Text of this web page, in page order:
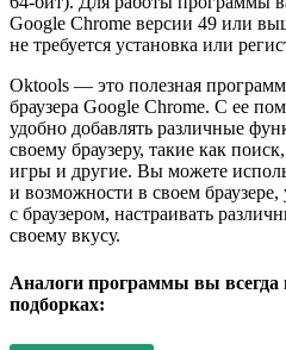
Google Chrome версии 49 или
не требуется установка или
Oktools — это полезная
браузера Google Chrome. С ее
удобно добавлять различные
своему браузеру, такие как
игры и другие. Вы можете
и возможности в своем
с браузером, настраивать
своему вкусу.
Аналоги программы вы
подборках: